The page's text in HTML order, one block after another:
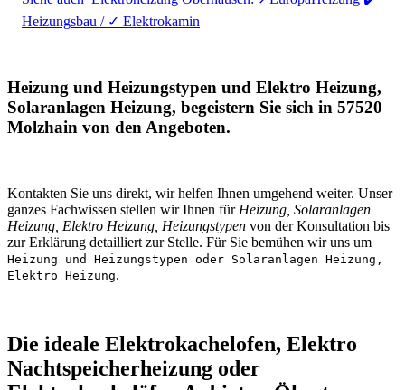
Heizungsbau / ✓ Elektrokamin
Heizung und Heizungstypen und Elektro Heizung,
Solaranlagen Heizung, begeistern Sie sich in 57520
Molzhain von den Angeboten.
Kontakten Sie uns direkt, wir helfen Ihnen umgehend weiter. Unser
ganzes Fachwissen stellen wir Ihnen für Heizung, Solaranlagen
Heizung, Elektro Heizung, Heizungstypen von der Konsultation bis
zur Erklärung detailliert zur Stelle. Für Sie bemühen wir uns um
Heizung und Heizungstypen oder Solaranlagen Heizung,
Elektro Heizung.
Die ideale Elektrokachelofen, Elektro
Nachtspeicherheizung oder